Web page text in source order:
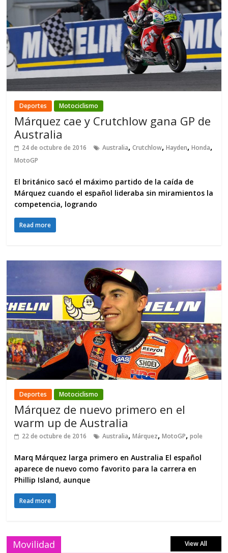
Deportes Motociclismo
Márquez cae y Crutchlow gana GP de
Australia
24 de octubre de 2016 Australia,Crutchlow,Hayden,Honda,
MotoGP
El británico sacó el máximo partido de la caída de
Márquez cuando el español lideraba sin miramientos la
competencia, logrando
Read more
Deportes Motociclismo
Márquez de nuevo primero en el
warm up de Australia
22 de octubre de 2016 Australia,Márquez,MotoGP,pole
Marq Márquez larga primero en Australia El español
aparece de nuevo como favorito para la carrera en
Phillip Island, aunque
Read more
Movilidad View All